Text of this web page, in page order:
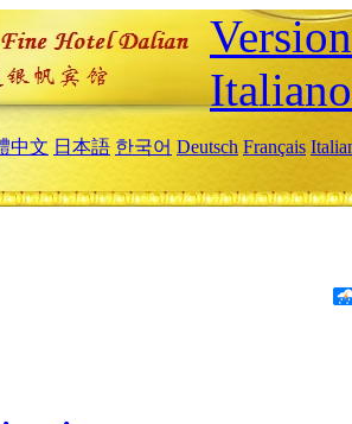
Italiano
中文 日本語 한국어 Deutsch Français